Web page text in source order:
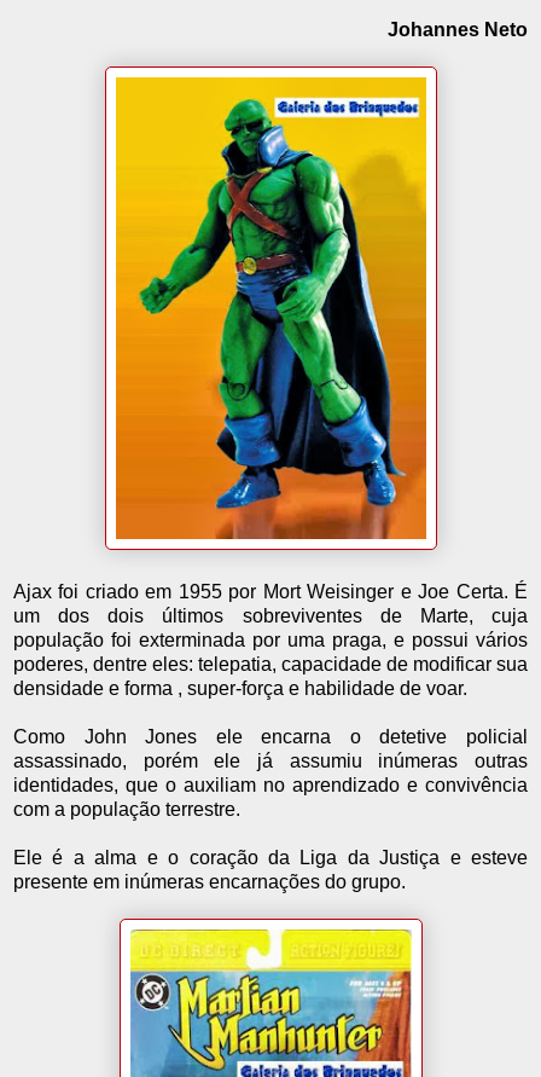
Johannes Neto
Ajax foi criado em 1955 por Mort Weisinger e Joe Certa. É
um dos dois últimos sobreviventes de Marte, cuja
população foi exterminada por uma praga, e possui vários
poderes, dentre eles: telepatia, capacidade de modificar sua
densidade e forma , super-força e habilidade de voar.
Como John Jones ele encarna o detetive policial
assassinado, porém ele já assumiu inúmeras outras
identidades, que o auxiliam no aprendizado e convivência
com a população terrestre.
Ele é a alma e o coração da Liga da Justiça e esteve
presente em inúmeras encarnações do grupo.